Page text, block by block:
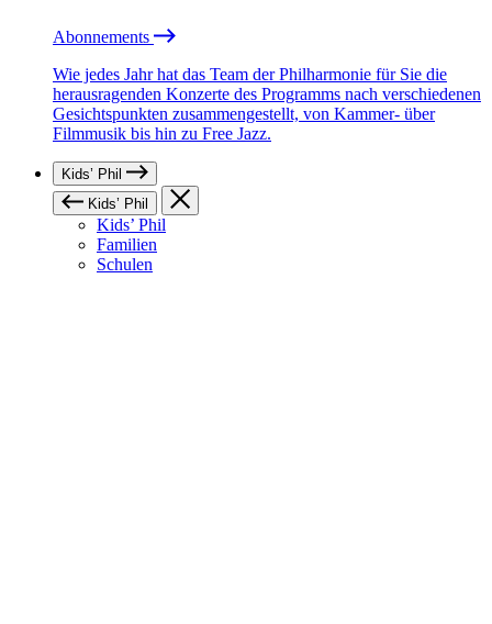
Abonnements
Wie jedes Jahr hat das Team der Philharmonie für Sie die
herausragenden Konzerte des Programms nach verschiedenen
Gesichtspunkten zusammengestellt, von Kammer- über
Filmmusik bis hin zu Free Jazz.
Kids’ Phil
Kids’ Phil
Kids’ Phil
Familien
Schulen